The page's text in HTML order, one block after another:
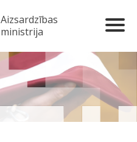
Aizsardzības
ministrija